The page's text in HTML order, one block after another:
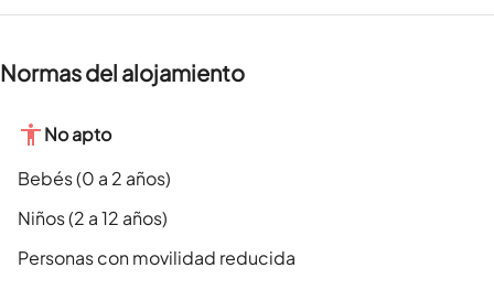
Normas del alojamiento
No apto
Bebés (0 a 2 años)
Niños (2 a 12 años)
Personas con movilidad reducida